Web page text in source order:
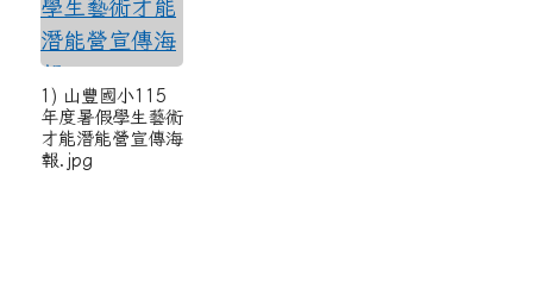
1) 山豐國小115
年度暑假學生藝術
才能潛能營宣傳海
報.jpg